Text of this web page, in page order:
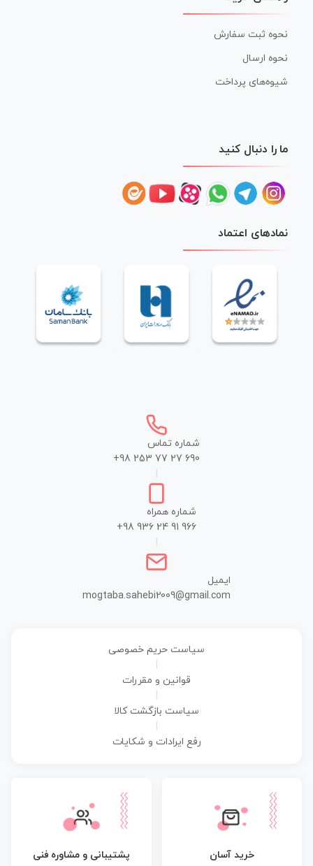
نحوه ثبت سفارش
نحوه ارسال
شیوه‌های پرداخت
ما را دنبال کنید
نمادهای اعتماد
شماره تماس
+98 253 77 27 690
شماره همراه
+98 936 24 91 966
ایمیل
mogtaba.sahebi2009@gmail.com
سیاست حریم خصوصی
قوانین و مقررات
سیاست بازگشت کالا
رفع ایرادات و شکایات
خرید آسان پشتیبانی و مشاوره فنی